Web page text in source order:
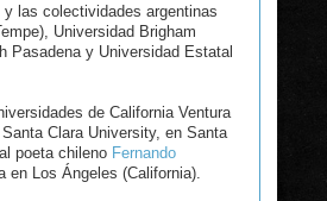
las colectividades argentinas
Universidad Brigham
Pasadena y Universidad Estatal
de California Ventura
Clara University, en Santa
poeta chileno Fernando
en Los Ángeles (California).